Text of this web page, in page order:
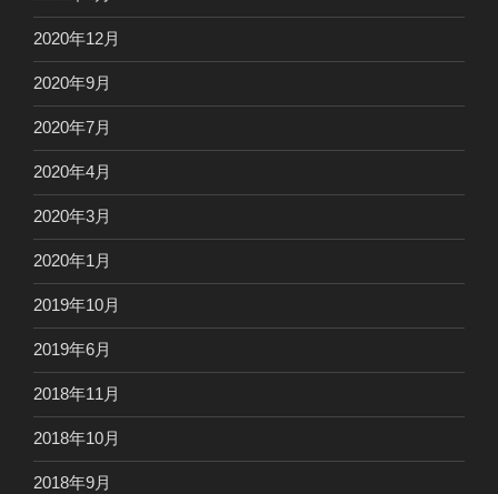
2020年12月
2020年9月
2020年7月
2020年4月
2020年3月
2020年1月
2019年10月
2019年6月
2018年11月
2018年10月
2018年9月